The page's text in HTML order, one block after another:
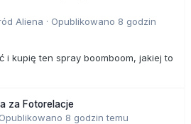
Aliena · Opublikowano 8 godzin
i kupię ten spray boomboom, jakiej to
za Fotorelacje
Opublikowano 8 godzin temu